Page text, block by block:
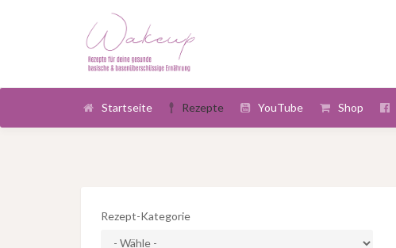
Startseite Rezepte YouTube Shop
Rezept-Kategorie